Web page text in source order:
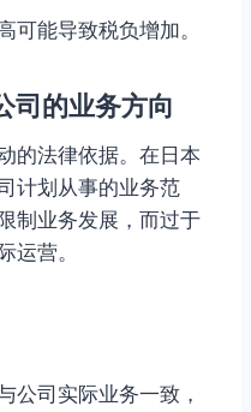
可能导致税负增加。
司的业务方向
的法律依据。在日本
计划从事的业务范
制业务发展，而过于
运营。
公司实际业务一致，